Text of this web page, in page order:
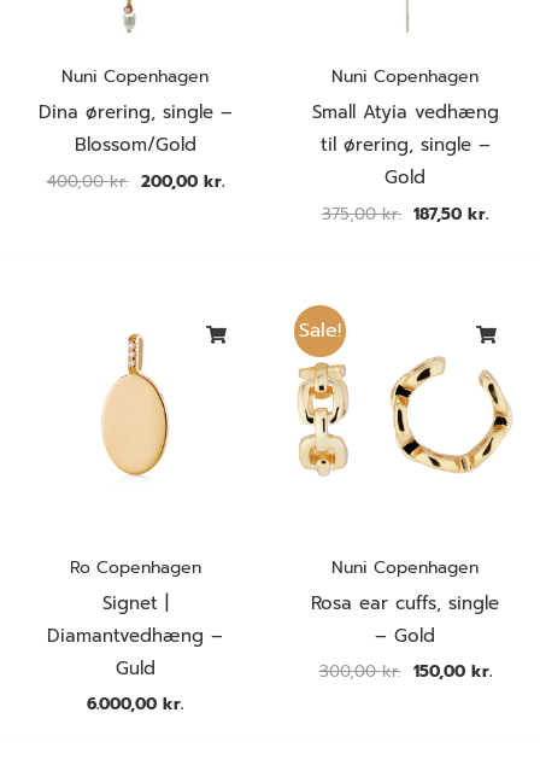
Nuni Copenhagen
Dina ørering, single –
Blossom/Gold
400,00kr. 200,00 kr.
Nuni Copenhagen
Small Atyia vedhæng
til ørering, single –
Gold
375,00kr. 187,50 kr.
Ro Copenhagen
Signet |
Diamantvedhæng –
Guld
6.000,00 kr.
Sale!
Nuni Copenhagen
Rosa ear cuffs, single
– Gold
300,00kr.
oprindelige
var:
300,00 kr..
150,00 kr.
pris